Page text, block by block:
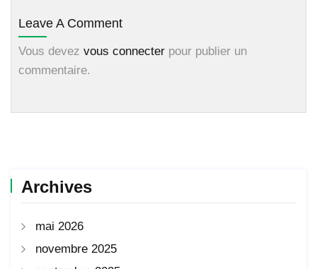
Leave A Comment
Vous devez vous connecter pour publier un
commentaire.
Archives
mai 2026
novembre 2025